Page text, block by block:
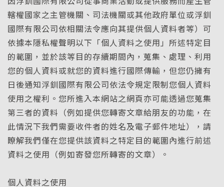
轄權國家之主管機關、司法機關或其他政府單位或浮釧
國際有限公司依相關法令應向其提供個人資料者等）可
依據本隱私權聲明以下「個人資料之使用」所述特定目
的範圍，並於該等目的存續期間內，蒐集、處理、利用
您的個人資料或就您的資料進行國際傳輸，但您仍擁有
日後通知浮釧國際有限公司依法令規定限制您個人資料
使用之權利。您所進入本網站之網頁亦可能透過您蒐集
第三者的資料（例如提供您轉寄文章給朋友的功能，在
此情況下我們需要收件者的姓名及電子郵件地址），請
瞭解我們僅在您提供該資料之特定目的範圍內進行前述
資料之使用（例如寄發您所轉寄的文章）。
個人資料之使用